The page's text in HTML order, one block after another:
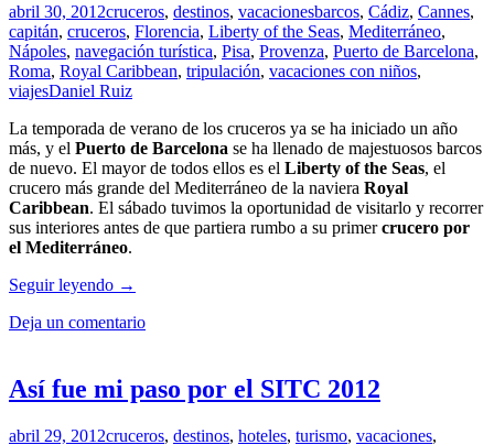
abril 30, 2012cruceros, destinos, vacacionesbarcos, Cádiz, Cannes,
capitán, cruceros, Florencia, Liberty of the Seas, Mediterráneo,
Nápoles, navegación turística, Pisa, Provenza, Puerto de Barcelona,
Roma, Royal Caribbean, tripulación, vacaciones con niños,
viajesDaniel Ruiz
La temporada de verano de los cruceros ya se ha iniciado un año
más, y el Puerto de Barcelona se ha llenado de majestuosos barcos
de nuevo. El mayor de todos ellos es el Liberty of the Seas, el
crucero más grande del Mediterráneo de la naviera Royal
Caribbean. El sábado tuvimos la oportunidad de visitarlo y recorrer
sus interiores antes de que partiera rumbo a su primercrucero por
el Mediterráneo.
Seguir leyendo Llega
Barcelona
of
the
→
Deja un comentario
Así fue mi paso por el SITC 2012
abril 29, 2012cruceros, destinos, hoteles, turismo, vacaciones,